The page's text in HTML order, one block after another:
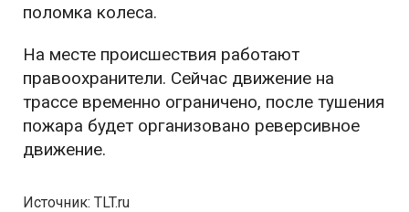
поломка колеса.
На месте происшествия работают
правоохранители. Сейчас движение на
трассе временно ограничено, после тушения
пожара будет организовано реверсивное
движение.
Источник: TLT.ru